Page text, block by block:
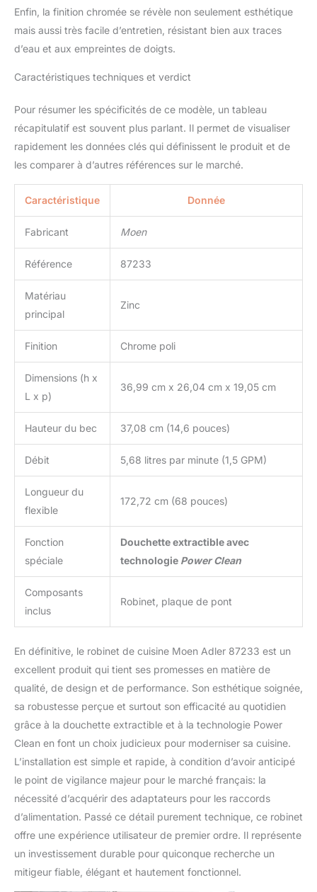
Enfin, la finition chromée se révèle non seulement esthétique
mais aussi très facile d’entretien, résistant bien aux traces
d’eau et aux empreintes de doigts.
Caractéristiques techniques et verdict
Pour résumer les spécificités de ce modèle, un tableau
récapitulatif est souvent plus parlant. Il permet de visualiser
rapidement les données clés qui définissent le produit et de
les comparer à d’autres références sur le marché.
Caractéristique Donnée
Fabricant Moen
Référence 87233
Matériau
principal
Zinc
Finition Chrome poli
Dimensions (h x
L x p)
36,99 cm x 26,04 cm x 19,05 cm
Hauteur du bec 37,08 cm (14,6 pouces)
Débit 5,68 litres par minute (1,5 GPM)
Longueur du
flexible
172,72 cm (68 pouces)
Fonction
spéciale
Douchette extractible avec
technologie Power Clean
Composants
inclus
Robinet, plaque de pont
En définitive, le robinet de cuisine Moen Adler 87233 est un
excellent produit qui tient ses promesses en matière de
qualité, de design et de performance. Son esthétique soignée,
sa robustesse perçue et surtout son efficacité au quotidien
grâce à la douchette extractible et à la technologie Power
Clean en font un choix judicieux pour moderniser sa cuisine.
L’installation est simple et rapide, à condition d’avoir anticipé
le point de vigilance majeur pour le marché français: la
nécessité d’acquérir des adaptateurs pour les raccords
d’alimentation. Passé ce détail purement technique, ce robinet
offre une expérience utilisateur de premier ordre. Il représente
un investissement durable pour quiconque recherche un
mitigeur fiable, élégant et hautement fonctionnel.